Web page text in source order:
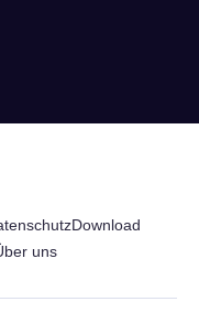
Download
uns